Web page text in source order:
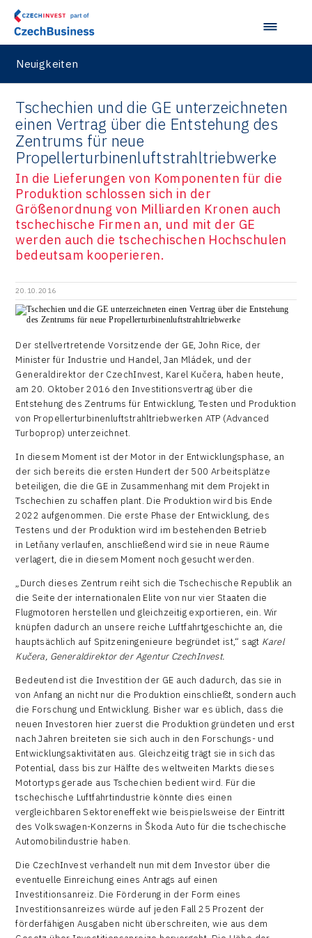
Neuigkeiten
Tschechien und die GE unterzeichneten
einen Vertrag über die Entstehung des
Zentrums für neue
Propellerturbinenluftstrahltriebwerke
In die Lieferungen von Komponenten für die
Produktion schlossen sich in der
Größenordnung von Milliarden Kronen auch
tschechische Firmen an, und mit der GE
werden auch die tschechischen Hochschulen
bedeutsam kooperieren.
20.10.2016
Der stellvertretende Vorsitzende der GE, John Rice, der
Minister für Industrie und Handel, Jan Mládek, und der
Generaldirektor der CzechInvest, Karel Kučera, haben heute,
am 20. Oktober 2016 den Investitionsvertrag über die
Entstehung des Zentrums für Entwicklung, Testen und Produktion
von Propellerturbinenluftstrahltriebwerken ATP (Advanced
Turboprop) unterzeichnet.
In diesem Moment ist der Motor in der Entwicklungsphase, an
der sich bereits die ersten Hundert der 500 Arbeitsplätze
beteiligen, die die GE in Zusammenhang mit dem Projekt in
Tschechien zu schaffen plant. Die Produktion wird bis Ende
2022 aufgenommen. Die erste Phase der Entwicklung, des
Testens und der Produktion wird im bestehenden Betrieb
in Letňany verlaufen, anschließend wird sie in neue Räume
verlagert, die in diesem Moment noch gesucht werden.
„Durch dieses Zentrum reiht sich die Tschechische Republik an
die Seite der internationalen Elite von nur vier Staaten die
Flugmotoren herstellen und gleichzeitig exportieren, ein. Wir
knüpfen dadurch an unsere reiche Luftfahrtgeschichte an, die
hauptsächlich auf Spitzeningenieure begründet ist,“ sagt Karel
Kučera, Generaldirektor der Agentur CzechInvest.
Bedeutend ist die Investition der GE auch dadurch, das sie in
von Anfang an nicht nur die Produktion einschließt, sondern auch
die Forschung und Entwicklung. Bisher war es üblich, dass die
neuen Investoren hier zuerst die Produktion gründeten und erst
nach Jahren breiteten sie sich auch in den Forschungs- und
Entwicklungsaktivitäten aus. Gleichzeitig trägt sie in sich das
Potential, dass bis zur Hälfte des weltweiten Markts dieses
Motortyps gerade aus Tschechien bedient wird. Für die
tschechische Luftfahrtindustrie könnte dies einen
vergleichbaren Sektoreneffekt wie beispielsweise der Eintritt
des Volkswagen-Konzerns in Škoda Auto für die tschechische
Automobilindustrie haben.
Die CzechInvest verhandelt nun mit dem Investor über die
eventuelle Einreichung eines Antrags auf einen
Investitionsanreiz. Die Förderung in der Form eines
Investitionsanreizes würde auf jeden Fall 25 Prozent der
förderfähigen Ausgaben nicht überschreiten, wie aus dem